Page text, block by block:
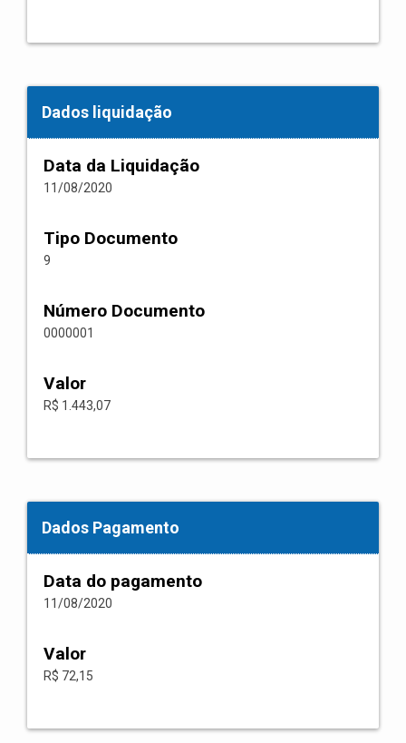
Dados liquidação
Data da Liquidação
11/08/2020
Tipo Documento
9
Número Documento
0000001
Valor
R$ 1.443,07
Dados Pagamento
Data do pagamento
11/08/2020
Valor
R$ 72,15